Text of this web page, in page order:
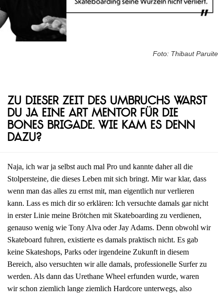
Foto: Thibaut Paruite
Zu dieser Zeit des Umbruchs warst
du ja eine Art Mentor für die
Bones Brigade. Wie kam es denn
dazu?
Naja, ich war ja selbst auch mal Pro und kannte daher all die
Stolpersteine, die dieses Leben mit sich bringt. Mir war klar, dass
wenn man das alles zu ernst mit, man eigentlich nur verlieren
kann. Lass es mich dir so erklären: Ich versuchte damals gar nicht
in erster Linie meine Brötchen mit Skateboarding zu verdienen,
genauso wenig wie Tony Alva oder Jay Adams. Denn obwohl wir
Skateboard fuhren, existierte es damals praktisch nicht. Es gab
keine Skateshops, Parks oder irgendeine Zukunft in diesem
Bereich, also versuchten wir alle damals, professionelle Surfer zu
werden. Als dann das Urethane Wheel erfunden wurde, waren
wir schon ziemlich lange ziemlich Hardcore unterwegs, also